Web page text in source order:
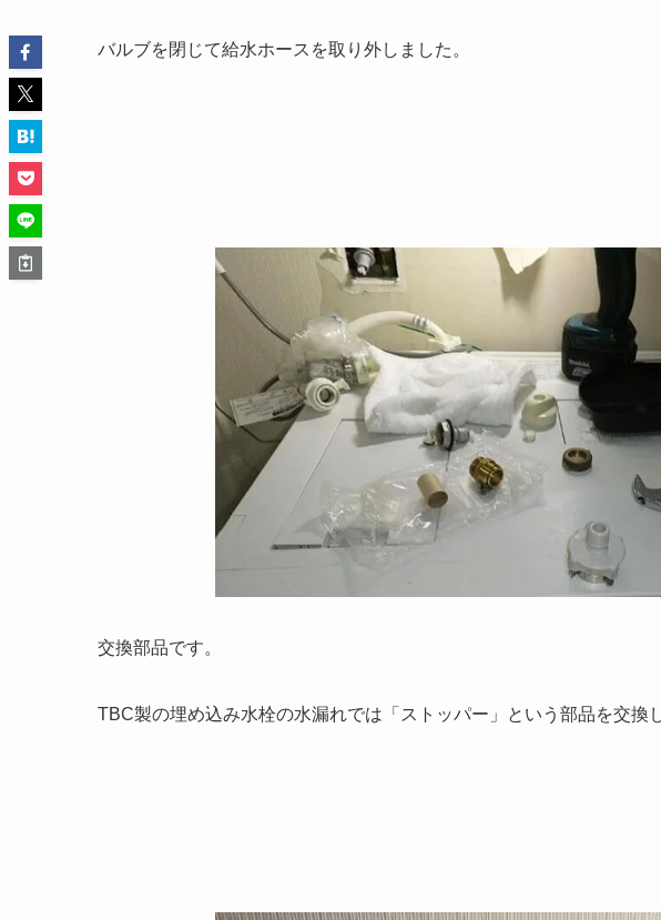
バルブを閉じて給水ホースを取り外しました。
交換部品です。
TBC製の埋め込み水栓の水漏れでは「ストッパー」という部品を交換